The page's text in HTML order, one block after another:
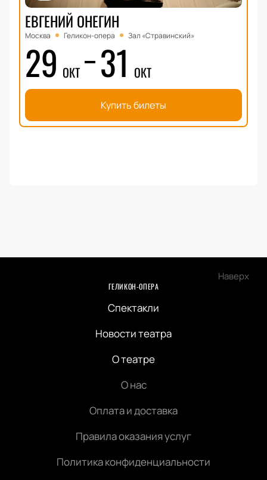
ЕВГЕНИЙ ОНЕГИН
Москва Геликон-опера Зал «Стравинский»
29 ОКТ 31 ОКТ
Купить билеты
Наверх
ГЕЛИКОН-ОПЕРА
Спектакли
Новости театра
О театре
О нас
Оплата и доставка
Правила оказания услуг
Политика конфиденциальности